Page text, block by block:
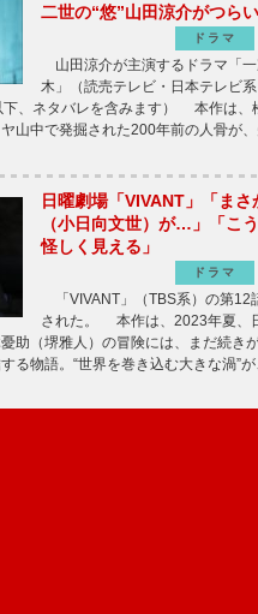
二世の“悠”山田涼介がつらい
ドラマ
山田涼介が主演するドラマ「一
木」（読売テレビ・日本テレビ系
下、ネタバレを含みます） 本作は、
山中で発掘された200年前の人骨が
日曜劇場「VIVANT」「まさ
（小日向文世）が…」「こ
怪しく見える」
ドラマ
「VIVANT」（TBS系）の第12
された。 本作は、2023年夏、
助（堺雅人）の冒険には、まだ続き
る物語。“世界を巻き込む大きな渦”